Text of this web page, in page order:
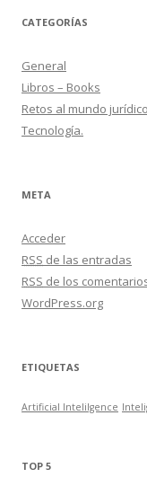
CATEGORÍAS
General
Libros – Books
Retos al mundo
Tecnología.
META
Acceder
RSS de las entradas
RSS de los
WordPress.org
ETIQUETAS
Artificial Intelilgence
TOP 5